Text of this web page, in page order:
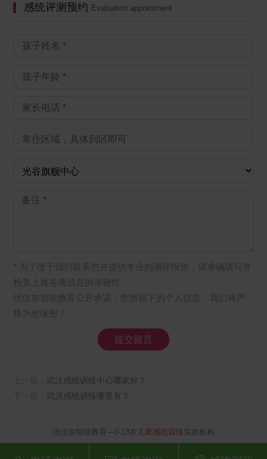
感统评测预约 Evaluation appointment
* 为了便于我们联系您并提供专业的测评报告，请准确填写并
检查上述各项信息的准确性。
优佳加智能教育公开承诺：您所留下的个人信息，我们将严
格为您保密！
武汉感统训练中心哪家好？
武汉感统训练哪里有？
优佳加智能教育—0-13岁 儿童感统训练 实效机构